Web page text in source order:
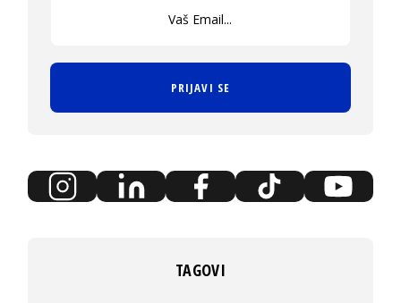
PRIJAVI SE
TAGOVI